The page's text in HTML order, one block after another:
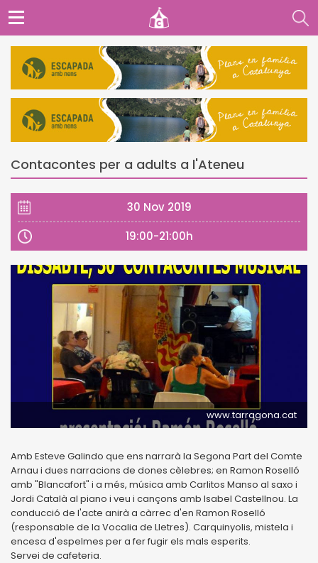
Contacontes per a adults a l'Ateneu
30 Nov 2019
19:00-21:00h
www.tarragona.cat
Amb Esteve Galindo que ens narrarà la Segona Part del Comte
Arnau i dues narracions de dones cèlebres; en Ramon Roselló
amb "Blancafort" i a més, música amb Carlitos Manso al saxo i
Jordi Català al piano i veu i cançons amb Isabel Castellnou. La
conducció de l'acte anirà a càrrec d'en Ramon Roselló
(responsable de la Vocalia de Lletres). Carquinyolis, mistela i
encesa d'espelmes per a fer fugir els mals esperits.
Servei de cafeteria.